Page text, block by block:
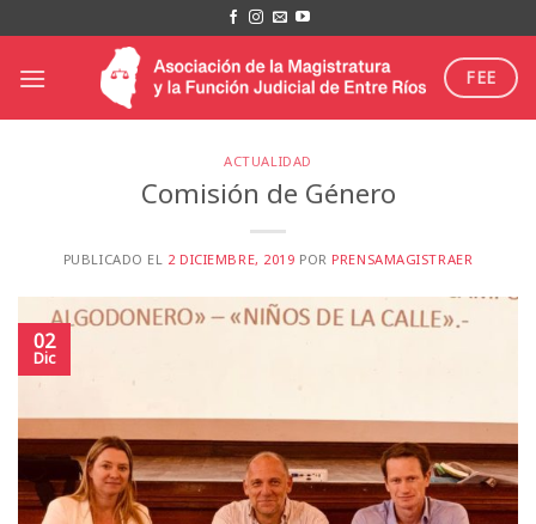
al
contenido
FEE
ACTUALIDAD
Comisión de Género
PUBLICADO EL 2 DICIEMBRE, 2019 POR PRENSAMAGISTRAER
02
Dic